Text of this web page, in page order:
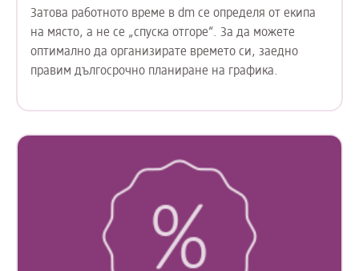
Затова работното време в dm се определя от екипа
на място, а не се „спуска отгоре“. За да можете
оптимално да организирате времето си, заедно
правим дългосрочно планиране на графика.